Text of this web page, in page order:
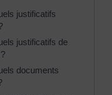
justificatifs
justificatifs de
documents